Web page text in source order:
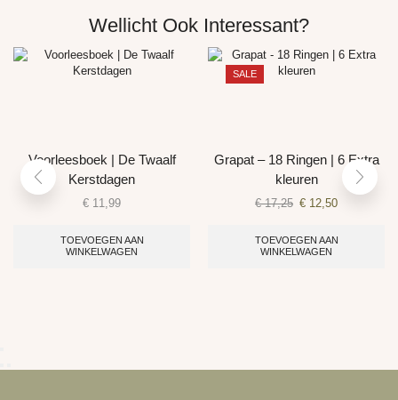
Wellicht Ook Interessant?
Voorleesboek | De Twaalf
Kerstdagen
€ 11,99
TOEVOEGEN AAN
WINKELWAGEN
SALE
Grapat – 18 Ringen | 6 Extra
kleuren
€17,25 € 12,50
TOEVOEGEN AAN
WINKELWAGEN